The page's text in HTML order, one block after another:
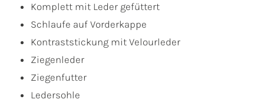
Komplett mit Leder gefüttert
Schlaufe auf Vorderkappe
Kontraststickung mit Velourleder
Ziegenleder
Ziegenfutter
Ledersohle